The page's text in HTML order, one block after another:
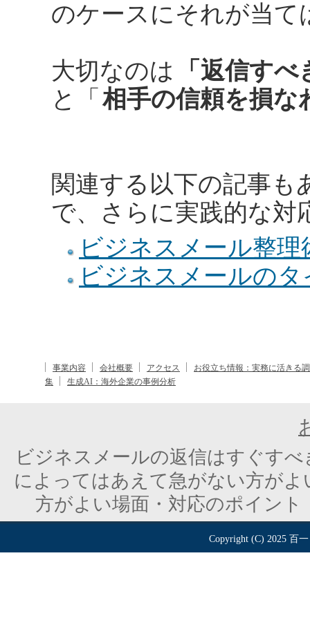
のケースにそれが当
大切なのは
「返信す
と「 相手の信頼を損な
関連する以下の記事も
で、さらに実践的な対
ビジネスメール整理
ビジネスメールの
事業内容 会社概要 アクセス
お役立ち情報：実務に活きる
集
生成AI：海外企業の事例分析
ビジネスメールの返信はすぐす
によってはあえて急がない方が
方がよい場面・対応のポイン
Copyright (C) 2025 百